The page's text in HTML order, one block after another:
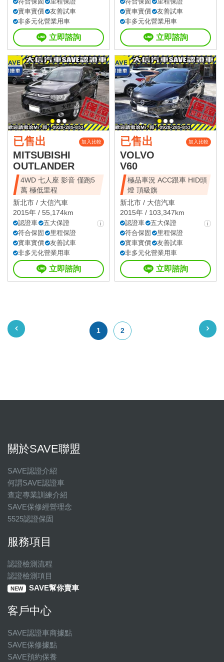
實車實價
友善試車
非多元化營業用車
立即諮詢
實車實價
友善試車
非多元化營業用車
立即諮詢
已售出 加入比較
MITSUBISHI
OUTLANDER
4WD 七人座 影音 僅跑5
萬 極低里程
新北市 / 大信汽車
2015年 / 55,174km
認證車
五大保證
符合保固
里程保證
實車實價
友善試車
非多元化營業用車
立即諮詢
已售出 加入比較
VOLVO
V60
極品車況 ACC跟車 HID頭
燈 頂級旗
新北市 / 大信汽車
2015年 / 103,347km
認證車
五大保證
符合保固
里程保證
實車實價
友善試車
非多元化營業用車
立即諮詢
1 2
關於SAVE聯盟
SAVE認證介紹
何謂SAVE認證車
查定專業訓練介紹
SAVE保修經營理念
5525認證保固
服務項目
認證檢測流程
認證檢測項目
NEW SAVE幫你賣車
客戶中心
SAVE認證車商據點
SAVE保修據點
SAVE預約保養